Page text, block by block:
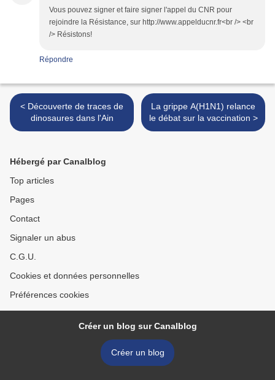
Vous pouvez signer et faire signer l'appel du CNR pour
rejoindre la Résistance, sur http://www.appelducnr.fr<br /> <br
/> Résistons!
Répondre
< Découverte de traces de
dinosaures dans l'Ain
La grippe A(H1N1) relance
le débat sur la vaccination >
Hébergé par Canalblog
Top articles
Pages
Contact
Signaler un abus
C.G.U.
Cookies et données personnelles
Préférences cookies
Créer un blog sur Canalblog
Créer un blog